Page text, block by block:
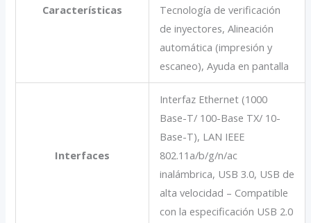
Características
Tecnología de verificación
de inyectores, Alineación
automática (impresión y
escaneo), Ayuda en pantalla
Interfaces
Interfaz Ethernet (1000
Base-T/ 100-Base TX/ 10-
Base-T), LAN IEEE
802.11a/b/g/n/ac
inalámbrica, USB 3.0, USB de
alta velocidad – Compatible
con la especificación USB 2.0